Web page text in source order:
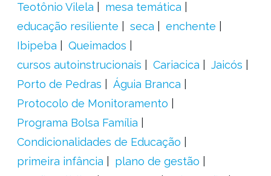
Teotônio Vilela
mesa temática
educação resiliente
seca
enchente
Ibipeba
Queimados
cursos autoinstrucionais
Cariacica
Jaicós
Porto de Pedras
Águia Branca
Protocolo de Monitoramento
Programa Bolsa Família
Condicionalidades de Educação
primeira infância
plano de gestão